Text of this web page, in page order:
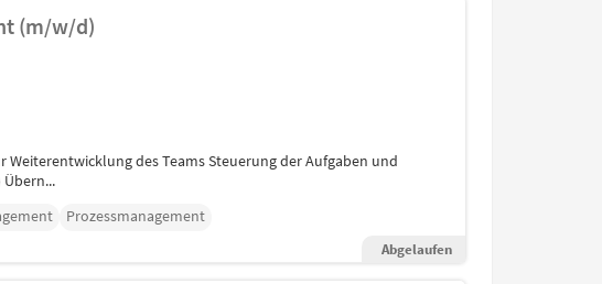
(m/w/d)
des Teams Steuerung der Aufgaben und
Prozessmanagement
Abgelaufen